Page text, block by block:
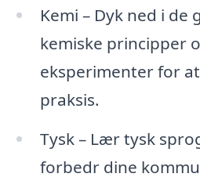
Kemi – Dyk ned i
kemiske principper
eksperimenter for
praksis.
Tysk – Lær tysk
forbedr dine